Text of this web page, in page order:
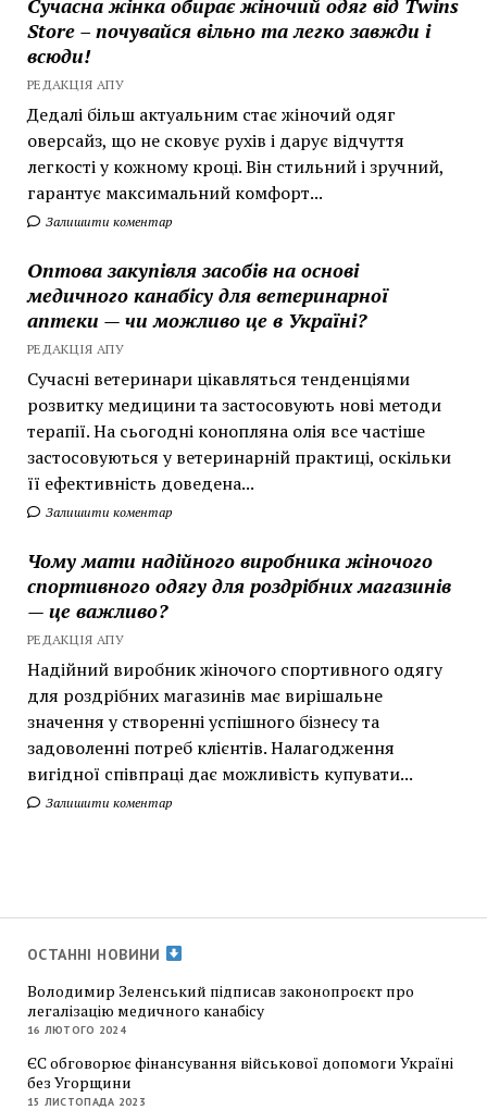
Store – почувайся вільно та легко завжди і
всюди!
РЕДАКЦІЯ АПУ
Дедалі більш актуальним стає жіночий одяг
оверсайз, що не сковує рухів і дарує відчуття
легкості у кожному кроці. Він стильний і зручний,
гарантує максимальний комфорт...
Залишити коментар
Оптова закупівля засобів на основі
медичного канабісу для ветеринарної
аптеки — чи можливо це в Україні?
РЕДАКЦІЯ АПУ
Сучасні ветеринари цікавляться тенденціями
розвитку медицини та застосовують нові методи
терапії. На сьогодні конопляна олія все частіше
застосовуються у ветеринарній практиці, оскільки
її ефективність доведена...
Залишити коментар
Чому мати надійного виробника жіночого
спортивного одягу для роздрібних магазинів
— це важливо?
РЕДАКЦІЯ АПУ
Надійний виробник жіночого спортивного одягу
для роздрібних магазинів має вирішальне
значення у створенні успішного бізнесу та
задоволенні потреб клієнтів. Налагодження
вигідної співпраці дає можливість купувати...
Залишити коментар
ОСТАННІ НОВИНИ
Володимир Зеленський підписав законопроєкт про
легалізацію медичного канабісу
16 ЛЮТОГО 2024
ЄС обговорює фінансування військової допомоги Україні
без Угорщини
15 ЛИСТОПАДА 2023